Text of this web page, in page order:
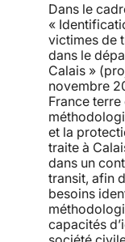
Dans le
«
victimes de
dans le
Calais »
novembre
France terre
et la
traite à
dans un
transit, afin
besoins
capacités